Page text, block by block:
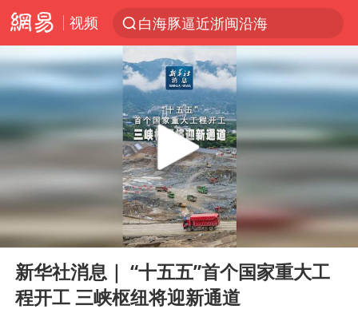
视频
白海豚逼近浙闽沿海
上海轨交全网络地面高架区段限速运行
拜登前列腺癌恶化
四川宜宾5.5级地震后余震为何不断
“伊斯兰版北约”出现
2026年7月份居民消费价格同比上涨0.5%
台铃电动车仅骑一年就断电趴窝
浙江海域将现5到8米巨浪到狂浪
Play
新华社消息｜ “十五五”首个国家重大工
程开工 三峡枢纽将迎新通道